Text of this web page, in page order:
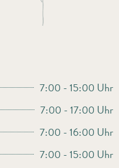
7:00 - 15:00 Uhr
7:00 - 17:00 Uhr
7:00 - 16:00 Uhr
7:00 - 15:00 Uhr